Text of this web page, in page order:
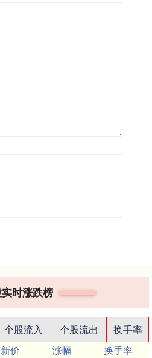
时涨跌榜
个股流入 个股流出
换手率
价 涨幅
换手率